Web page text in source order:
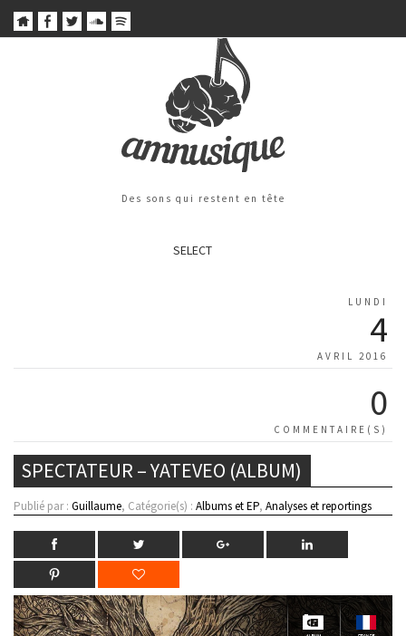
Des sons qui restent en tête
SELECT
LUNDI
4
AVRIL 2016
0
COMMENTAIRE(S)
SPECTATEUR – YATEVEO (ALBUM)
Publié par : Guillaume, Catégorie(s) : Albums et EP, Analyses et reportings